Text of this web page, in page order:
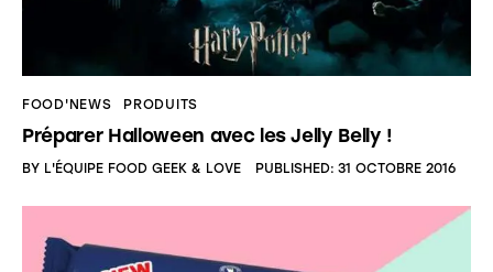
Food’Com
Food’Art
Food’Event
Food’Life
FOOD'NEWS PRODUITS
Préparer Halloween avec les Jelly Belly !
BY L'ÉQUIPE FOOD GEEK & LOVE PUBLISHED: 31 OCTOBRE 2016